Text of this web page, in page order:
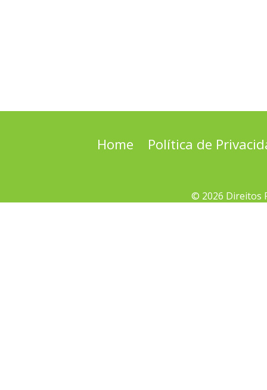
Home Política de
© 2026 Direitos